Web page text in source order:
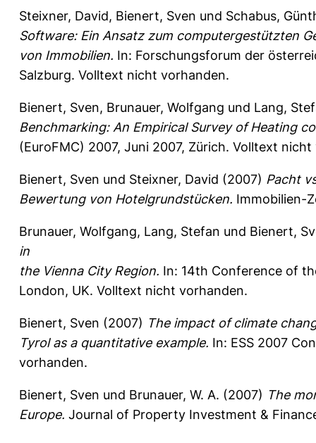
Steixner, David, Bienert, Sven und Schabus,
Software: Ein Ansatz zum computergestützten
von Immobilien. In: Forschungsforum der
Salzburg. Volltext nicht vorhanden.
Bienert, Sven, Brunauer, Wolfgang und Lang,
Benchmarking: An Empirical Survey of Heating
(EuroFMC) 2007, Juni 2007, Zürich. Volltext
Bienert, Sven und Steixner, David (2007) Pacht
Bewertung von Hotelgrundstücken. Immobilien-
Brunauer, Wolfgang, Lang, Stefan und Bienert,
in
the Vienna City Region. In: 14th Conference of
London, UK. Volltext nicht vorhanden.
Bienert, Sven (2007) The impact of climate
Tyrol as a quantitative example. In: ESS 2007
vorhanden.
Bienert, Sven und Brunauer, W. A. (2007) The
Europe. Journal of Property Investment &